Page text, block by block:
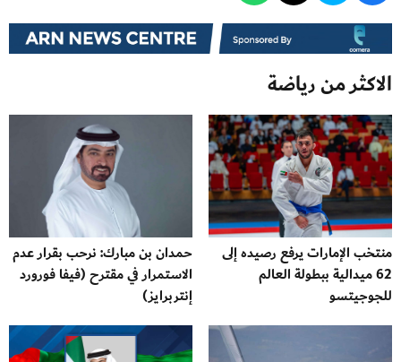
الاكثر من رياضة
منتخب الإمارات يرفع رصيده إلى
62 ميدالية ببطولة العالم
للجوجيتسو
حمدان بن مبارك: نرحب بقرار عدم
الاستمرار في مقترح (فيفا فورورد
إنتربرايز)